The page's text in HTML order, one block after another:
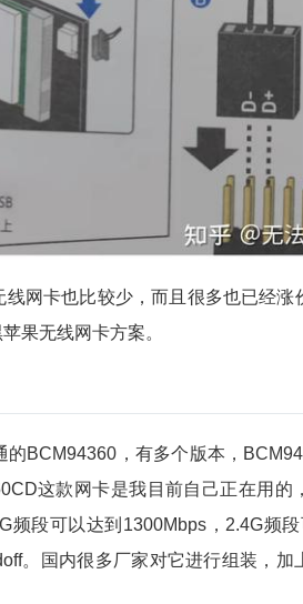
网卡也比较少，而且很多也已经涨
果无线网卡方案。
BCM94360，有多个版本，
这款网卡是我目前自己正在用的
段可以达到1300Mbps，2.4G频
。国内很多厂家对它进行组装，加